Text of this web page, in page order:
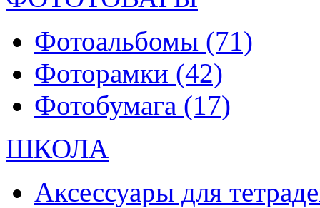
Фотоальбомы (71)
Фоторамки (42)
Фотобумага (17)
ШКОЛА
Аксессуары для